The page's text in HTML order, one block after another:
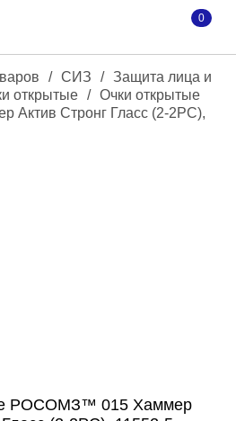
0
/ СИЗ / Защита лица и
открытые / Очки открытые
Стронг Гласс (2-2PC),